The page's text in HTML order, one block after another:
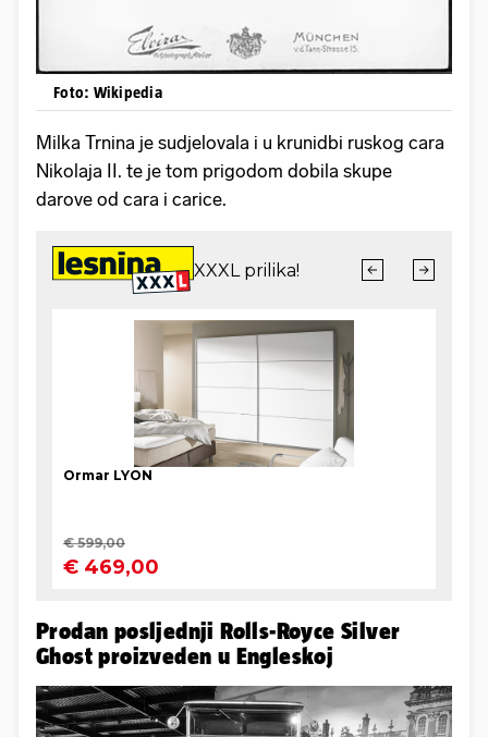
Foto: Wikipedia
Milka Trnina je sudjelovala i u krunidbi ruskog cara
Nikolaja II. te je tom prigodom dobila skupe
darove od cara i carice.
Prodan posljednji Rolls-Royce Silver
Ghost proizveden u Engleskoj